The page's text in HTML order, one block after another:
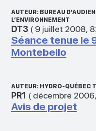
AUTEUR: BUREAU
L’ENVIRONNEMENT
DT3( 9 juillet 2008,
Séance tenue le
Montebello
AUTEUR: HYDRO-QUÉBEC
PR1 ( décembre 2006,
Avis de projet